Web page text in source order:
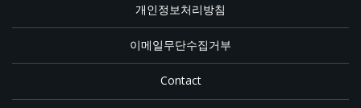
개인정보처리방침
이메일무단수집거부
Contact